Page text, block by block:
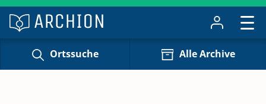
Ortssuche Alle Archive